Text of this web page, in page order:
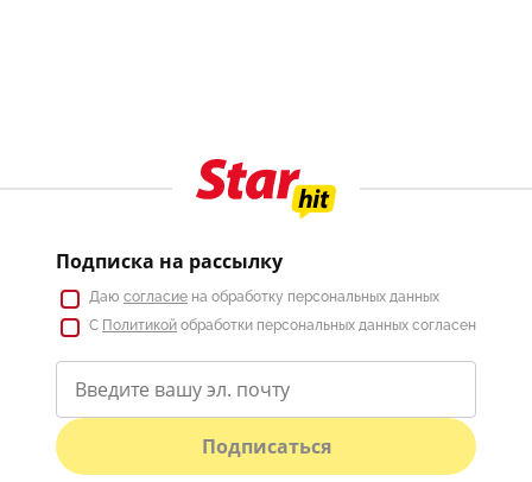
Подписка на рассылку
Даю согласие на обработку персональных данных
С Политикой обработки персональных данных согласен
Подписаться